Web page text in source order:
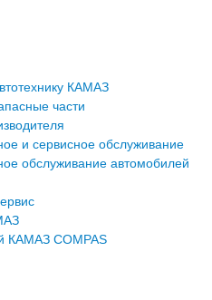
КАМАЗ
части
и сервисное обслуживание
обслуживание автомобилей
КАМАЗ COMPAS